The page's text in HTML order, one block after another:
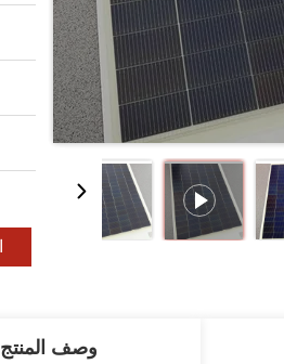
وصف المنتج